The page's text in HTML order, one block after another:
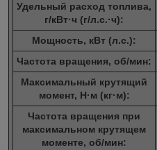
Удельный расход топлива,
г/кВт·ч (г/л.с.·ч):
Мощность, кВт (л.с.):
Частота вращения, об/мин:
Максимальный крутящий
момент, Н·м (кг·м):
Частота вращения при
максимальном крутящем
моменте, об/мин: